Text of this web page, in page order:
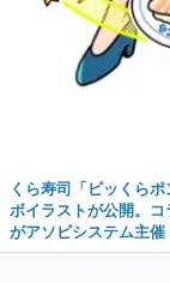
くら寿司「ビッくら
ボイラストが公開。
がアソビシステム主